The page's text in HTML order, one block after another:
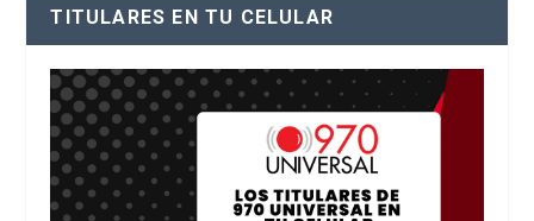
TITULARES EN TU CELULAR